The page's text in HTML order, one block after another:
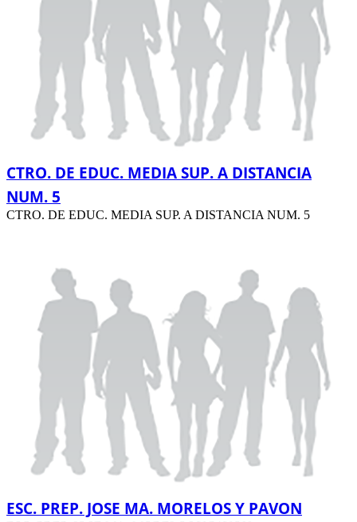
CTRO. DE EDUC. MEDIA SUP. A DISTANCIA
NUM. 5
CTRO. DE EDUC. MEDIA SUP. A DISTANCIA NUM. 5
ESC. PREP. JOSE MA. MORELOS Y PAVON